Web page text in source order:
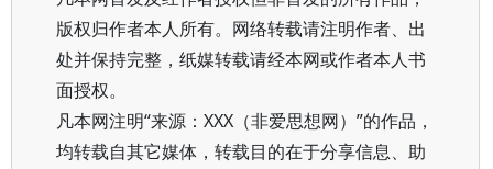
版权归作者本人所有。网络转载请注明作者、出
处并保持完整，纸媒转载请经本网或作者本人书
面授权。
凡本网注明“来源：XXX（非爱思想网）”的作品，
均转载自其它媒体，转载目的在于分享信息、助